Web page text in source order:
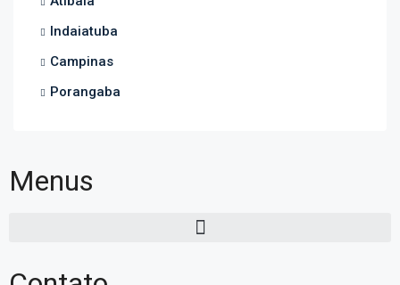
Indaiatuba
Campinas
Porangaba
Menus